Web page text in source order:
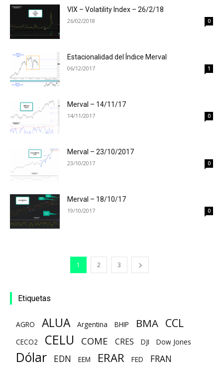
VIX – Volatility Index – 26/2/18
26/02/2018 0
Estacionalidad del Índice Merval
06/12/2017 1
Merval – 14/11/17
14/11/2017 0
Merval – 23/10/2017
23/10/2017 0
Merval – 18/10/17
19/10/2017 0
1 2 3
Etiquetas
AGRO ALUA Argentina BHIP BMA CCL
CECO2 CELU COME CRES DJI Dow Jones
Dólar EDN EEM ERAR FED FRAN